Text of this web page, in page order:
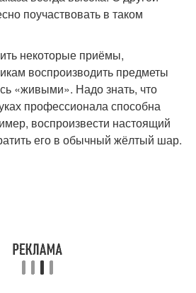
поучаствовать в таком
некоторые приёмы,
воспроизводить предметы
«живыми». Надо знать, что
профессионала способна
воспроизвести настоящий
его в обычный жёлтый шар.